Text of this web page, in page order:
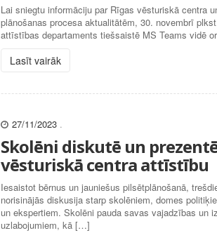
Lai sniegtu informāciju par Rīgas vēsturiskā centra
plānošanas procesa aktualitātēm, 30. novembrī
attīstības departaments tiešsaistē MS Teams vidē
Lasīt vairāk
27/11/2023 .
Skolēni diskutē un
vēsturiskā centra attīstību
Iesaistot bērnus un jauniešus pilsētplānošanā,
norisinājās diskusija starp skolēniem, domes
un ekspertiem. Skolēni pauda savas vajadzības un
uzlabojumiem, kā […]